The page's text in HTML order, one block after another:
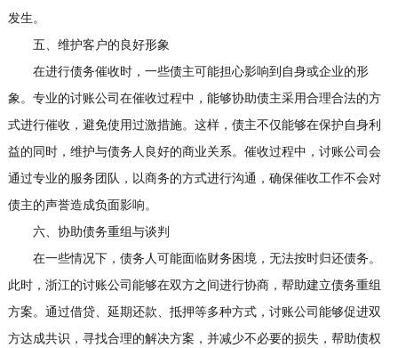
发生。
五、维护客户的良好形象
在进行债务催收时，一些债主可能担心影响到自身或企业的形
象。专业的讨账公司在催收过程中，能够协助债主采用合理合法的方
式进行催收，避免使用过激措施。这样，债主不仅能够在保护自身利
益的同时，维护与债务人良好的商业关系。催收过程中，讨账公司会
通过专业的服务团队，以商务的方式进行沟通，确保催收工作不会对
债主的声誉造成负面影响。
六、协助债务重组与谈判
在一些情况下，债务人可能面临财务困境，无法按时归还债务。
此时，浙江的讨账公司能够在双方之间进行协商，帮助建立债务重组
方案。通过借贷、延期还款、抵押等多种方式，讨账公司能够促进双
方达成共识，寻找合理的解决方案，并减少不必要的损失，帮助债权